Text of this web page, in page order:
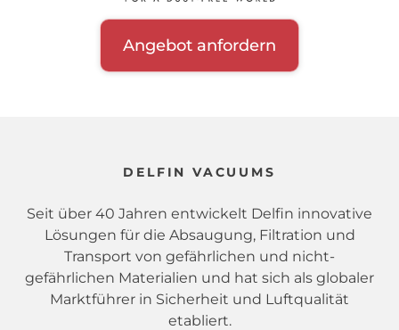
Angebot anfordern
DELFIN VACUUMS
Seit über 40 Jahren entwickelt Delfin innovative
Lösungen für die Absaugung, Filtration und
Transport von gefährlichen und nicht-
gefährlichen Materialien und hat sich als globaler
Marktführer in Sicherheit und Luftqualität
etabliert.